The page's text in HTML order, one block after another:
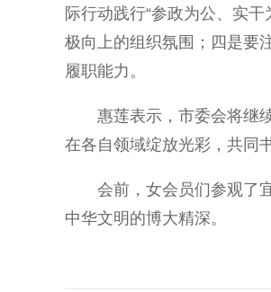
际行动践行“参政为公、实
极向上的组织氛围；四是要
履职能力。
惠莲表示，市委会将继续
在各自领域绽放光彩，共同
会前，女会员们参观了宜
中华文明的博大精深。